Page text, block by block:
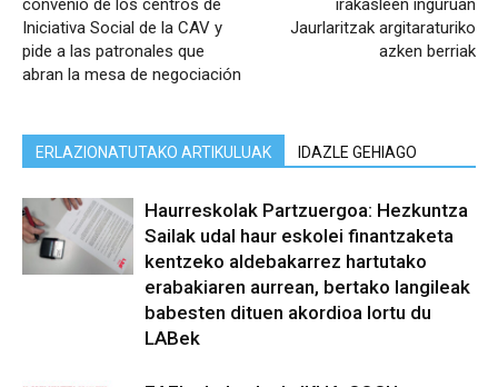
convenio de los centros de
Iniciativa Social de la CAV y
pide a las patronales que
abran la mesa de negociación
irakasleen inguruan
Jaurlaritzak argitaraturiko
azken berriak
ERLAZIONATUTAKO ARTIKULUAK IDAZLE GEHIAGO
Haurreskolak Partzuergoa: Hezkuntza
Sailak udal haur eskolei finantzaketa
kentzeko aldebakarrez hartutako
erabakiaren aurrean, bertako langileak
babesten dituen akordioa lortu du
LABek